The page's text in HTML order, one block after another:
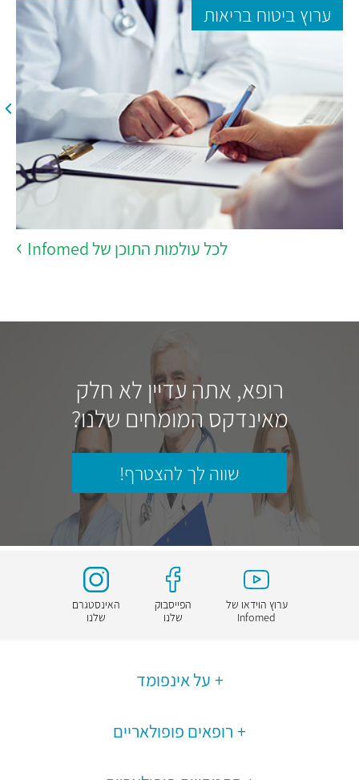
ערוץ ביטוח בריאות
לכל עולמות התוכן של Infomed
רופא, אתה עדיין לא חלק
מאינדקס המומחים שלנו?
שווה לך להצטרף!
ערוץ הוידאו של
Infomed
הפייסבוק
שלנו
האינסטגרם
שלנו
על אינפומד
רופאים פופולאריים